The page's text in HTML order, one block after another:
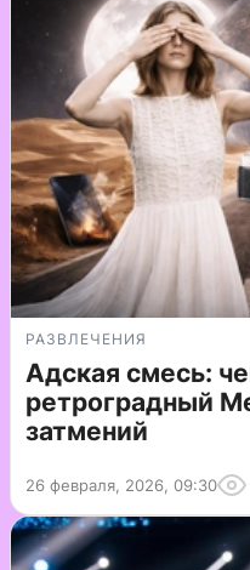
РАЗВЛЕЧЕНИЯ
Адская смесь:
ретроградный
затмений
26 февраля, 2026, 09:30